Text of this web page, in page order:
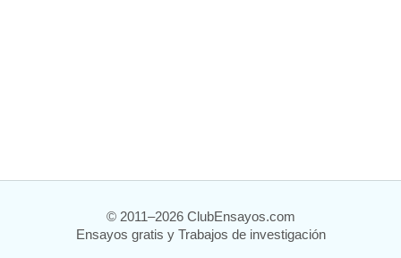
© 2011–2026 ClubEnsayos.com
Ensayos gratis y Trabajos de investigación